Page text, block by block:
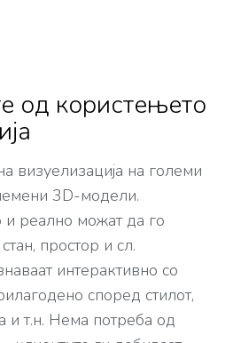
од користењето
визуелизација на големи
3D-модели.
и реално можат да го
простор и сл.
интерактивно со
според стилот,
и т.н. Нема потреба од